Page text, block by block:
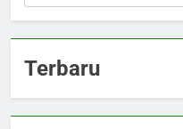
Terbaru